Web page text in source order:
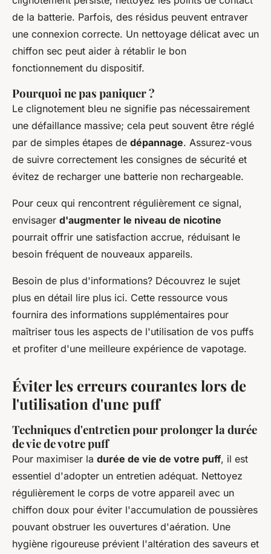
de la batterie. Parfois, des résidus peuvent entraver
une connexion correcte. Un nettoyage délicat avec un
chiffon sec peut aider à rétablir le bon
fonctionnement du dispositif.
Pourquoi ne pas paniquer ?
Le clignotement bleu ne signifie pas nécessairement
une défaillance massive; cela peut souvent être réglé
par de simples étapes de dépannage. Assurez-vous
de suivre correctement les consignes de sécurité et
évitez de recharger une batterie non rechargeable.
Pour ceux qui rencontrent régulièrement ce signal,
envisager d'augmenter le niveau de nicotine
pourrait offrir une satisfaction accrue, réduisant le
besoin fréquent de nouveaux appareils.
Besoin de plus d'informations? Découvrez le sujet
plus en détail lire plus ici. Cette ressource vous
fournira des informations supplémentaires pour
maîtriser tous les aspects de l'utilisation de vos puffs
et profiter d'une meilleure expérience de vapotage.
Éviter les erreurs courantes lors de
l'utilisation d'une puff
Techniques d'entretien pour prolonger la durée
de vie de votre puff
Pour maximiser la durée de vie de votre puff, il est
essentiel d'adopter un entretien adéquat. Nettoyez
régulièrement le corps de votre appareil avec un
chiffon doux pour éviter l'accumulation de poussières
pouvant obstruer les ouvertures d'aération. Une
hygiène rigoureuse prévient l'altération des saveurs et